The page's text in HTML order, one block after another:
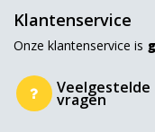
Klantenservice
Onze klantenservice is
Veelgestelde
vragen